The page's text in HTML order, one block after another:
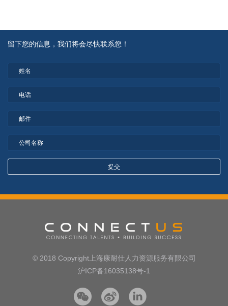
留下您的信息，我们将会尽快联系您！
© 2018 Copyright上海康耐仕人力资源服务有限公司
沪ICP备16035138号-1